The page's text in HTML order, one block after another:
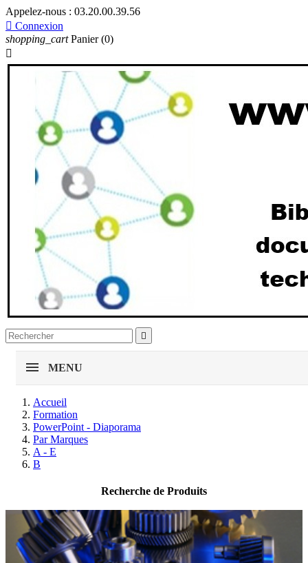
Appelez-nous : 03.20.00.39.56
 Connexion
shopping_cart Panier (0)


MENU
Accueil
Formation
PowerPoint - Diaporama
Par Marques
A - E
B
Recherche de Produits